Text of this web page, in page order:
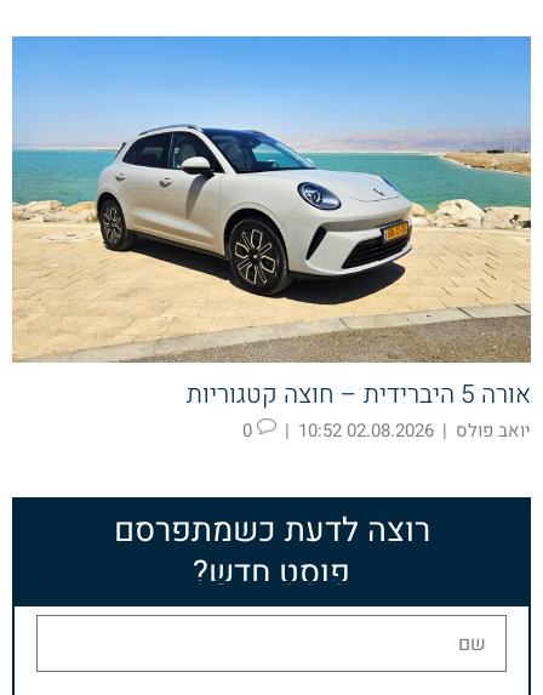
אורה 5 היברידית – חוצה קטגוריות
יואב פולס |
02.08.2026 10:52
|
רוצה לדעת כשמתפרסם
פוסט חדש?